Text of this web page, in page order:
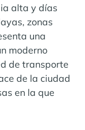
alta y días
zonas
una
moderno
de transporte
de la ciudad
en la que